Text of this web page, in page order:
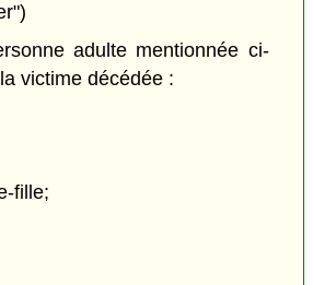
adulte mentionnée ci-
victime décédée :
fille;